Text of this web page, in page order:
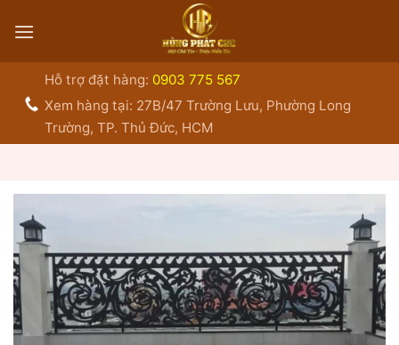
qua
Hỗ trợ đặt hàng: 0903 775 567
Xem hàng tại: 27B/47 Trường Lưu, Phường Long
Trường, TP. Thủ Đức, HCM